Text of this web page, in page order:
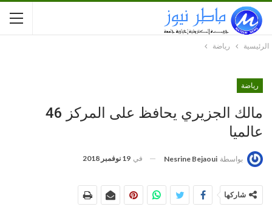
الرئيسية رياضة
رياضة
مالك الجزيري يحافظ على المركز 46
عالميا
بواسطة Nesrine Bejaoui في 19 نوفمبر 2018
شاركها